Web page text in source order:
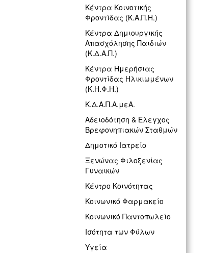
Κέντρα Κοινοτικής
Φροντίδας (Κ.Α.Π.Η.)
Κέντρα Δημιουργικής
Απασχόλησης Παιδιών
(Κ.Δ.Α.Π.)
Κέντρα Ημερήσιας
Φροντίδας Ηλικιωμένων
(Κ.Η.Φ.Η.)
Κ.Δ.Α.Π.Α.μεΑ.
Αδειοδότηση & Έλεγχος
Βρεφονηπιακών Σταθμών
Δημοτικό Ιατρείο
Ξενώνας Φιλοξενίας
Γυναικών
Κέντρο Κοινότητας
Κοινωνικό Φαρμακείο
Κοινωνικό Παντοπωλείο
Ισότητα των Φύλων
Υγεία